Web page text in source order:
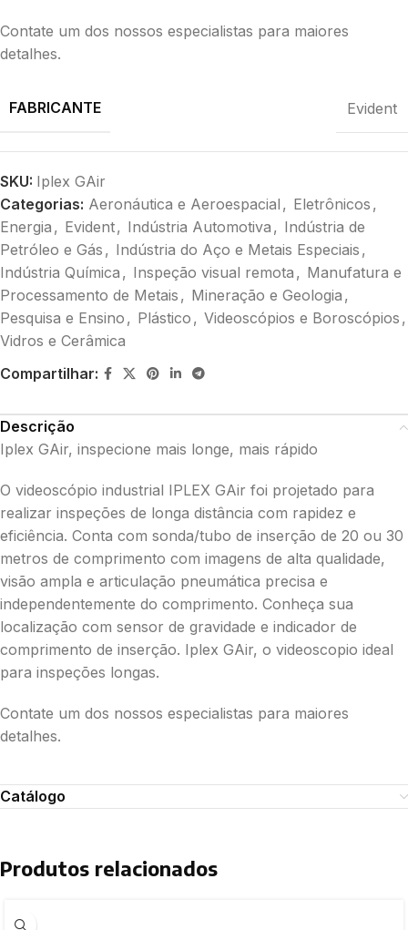
Contate um dos nossos especialistas para maiores
detalhes.
FABRICANTE Evident
SKU: Iplex GAir
Categorias: Aeronáutica e Aeroespacial , Eletrônicos ,
Energia , Evident, Indústria Automotiva , Indústria de
Petróleo e Gás , Indústria do Aço e Metais Especiais ,
Indústria Química , Inspeção visual remota , Manufatura e
Processamento de Metais , Mineração e Geologia ,
Pesquisa e Ensino , Plástico , Videoscópios e Boroscópios ,
Vidros e Cerâmica
Compartilhar:
Descrição
Iplex GAir, inspecione mais longe, mais rápido
O videoscópio industrial IPLEX GAir foi projetado para
realizar inspeções de longa distância com rapidez e
eficiência. Conta com sonda/tubo de inserção de 20 ou 30
metros de comprimento com imagens de alta qualidade,
visão ampla e articulação pneumática precisa e
independentemente do comprimento. Conheça sua
localização com sensor de gravidade e indicador de
comprimento de inserção. Iplex GAir, o videoscopio ideal
para inspeções longas.
Contate um dos nossos especialistas para maiores
detalhes.
Catálogo
Produtos relacionados